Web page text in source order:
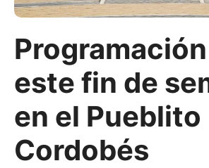
este fin de
en el Pueblito
Cordobés